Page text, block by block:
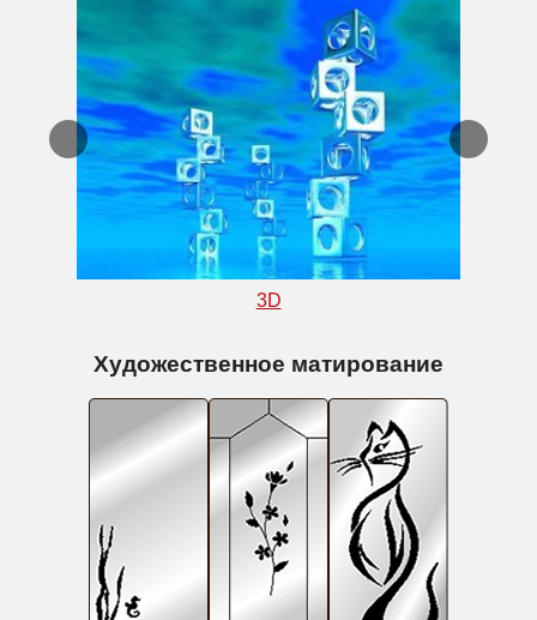
3D
Художественное матирование